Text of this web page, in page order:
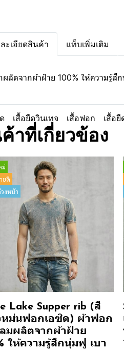
ะเอียดสินค้า แท็บเพิ่มเติม
ลิตจากผ้าฝ้าย 100% ให้ความรู้สึ
เสื้อยืดวินเทจ เสื้อฟอก เสื้อ
าที่เกี่ยวข้อง
ม่
ยดี
งหน้า
Lake Supper rib (สี
หม่นฟอกเอซิด) ผ้าฟอก
มผลิตจากผ้าฝ้าย
ให้ความรู้สึกนุ่มฟู เบา